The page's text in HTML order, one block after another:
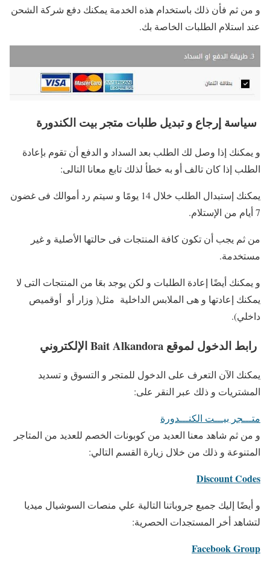
و من ثم فأن ذلك باستخدام هذه الخدمة يمكنك دفع شركة الشحن
عند استلام الطلبات الخاصة بك.
سياسة إرجاع و تبديل طلبات متجر بيت الكندورة
و يمكنك إذا وصل لك الطلب بعد السداد و الدفع أن تقوم بإعادة
الطلب إذا كان تالف أو به خطأ لذلك تابع معانا التالى:
يمكنك إستبدال الطلب خلال 14 يومًا و سيتم رد أموالك فى غضون
7 أيام من الإستلام.
من ثم يجب أن تكون كافة المنتجات فى حالتها الأصلية و غير
مستخدمة.
و يمكنك أيضًا إعادة الطلبات و لكن يوجد بعَا من المنتجات التى لا
يمكنك إعادتها و هى الملابس الداخلية مثل( وزار أو أوقميص
داخلي).
رابط الدخول لموقع Bait Alkandora الإلكتروني
يمكنك الآن التعرف على الدخول للمتجر و التسوق و تسديد
المشتريات و ذلك عبر النقر على:
متـــجر بيـــت الكنـــدورة
و من ثم شاهد معنا العديد من كوبونات الخصم للعديد من المتاجر
المتنوعة و ذلك من خلال زيارة القسم التالي:
Discount Codes
و أيضًا إليك جميع جروباتنا التالية علي منصات السوشيال ميديا
لتشاهد أخر المستجدات الحصرية:
Facebook Group